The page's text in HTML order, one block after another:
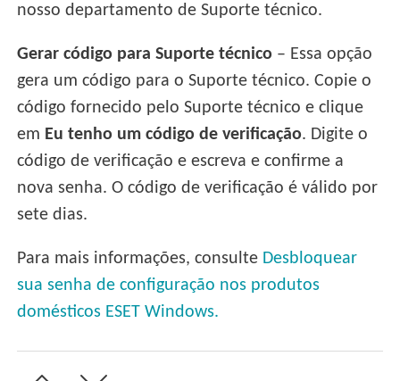
nosso departamento de Suporte técnico.
Gerar código para Suporte técnico – Essa opção
gera um código para o Suporte técnico. Copie o
código fornecido pelo Suporte técnico e clique
em Eu tenho um código de verificação. Digite o
código de verificação e escreva e confirme a
nova senha. O código de verificação é válido por
sete dias.
Para mais informações, consulte Desbloquear
sua senha de configuração nos produtos
domésticos ESET Windows.